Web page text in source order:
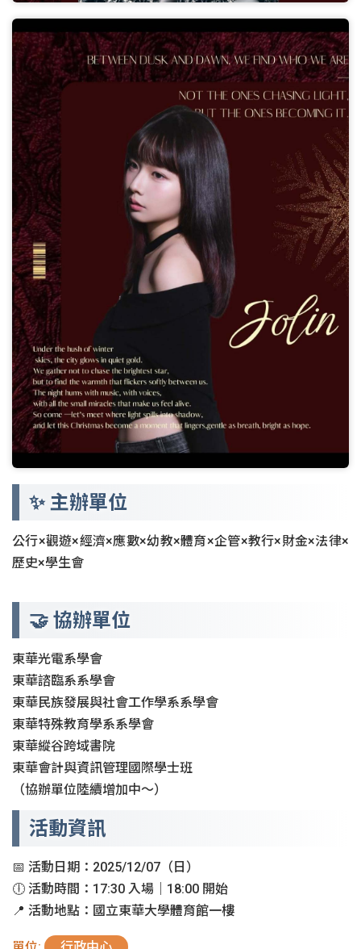
✨ 主辦單位
公行×觀遊×經濟×應數×幼教×體育×企管×教行×財金×法律×
歷史×學生會
🤝 協辦單位
東華光電系學會
東華諮臨系系學會
東華民族發展與社會工作學系系學會
東華特殊教育學系系學會
東華縱谷跨域書院
東華會計與資訊管理國際學士班
（協辦單位陸續增加中～）
活動資訊
📅 活動日期：2025/12/07（日）
🕕 活動時間：17:30 入場｜18:00 開始
📍 活動地點：國立東華大學體育館一樓